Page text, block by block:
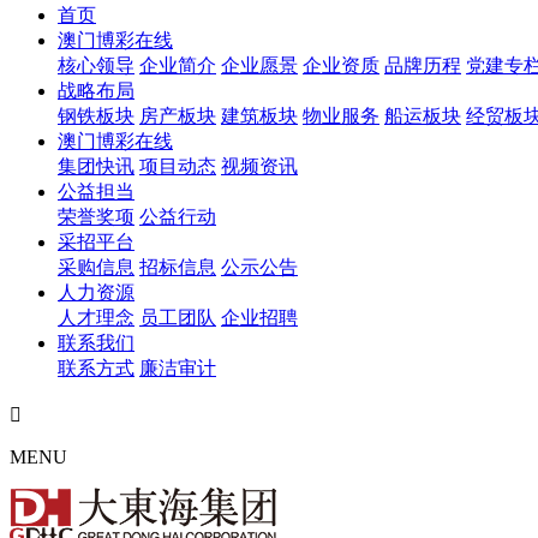
首页
澳门博彩在线
核心领导 企业简介 企业愿景 企业资质 品牌历程 党建专
战略布局
钢铁板块 房产板块 建筑板块 物业服务 船运板块 经贸板
澳门博彩在线
集团快讯 项目动态 视频资讯
公益担当
荣誉奖项 公益行动
采招平台
采购信息 招标信息 公示公告
人力资源
人才理念 员工团队 企业招聘
联系我们
联系方式 廉洁审计

MENU